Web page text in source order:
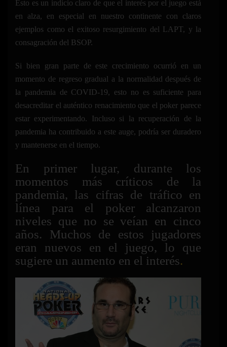
Esto es un indicio claro de que el interés por el juego está
en alza, en especial en nuestro continente con claros
ejemplos como el exitoso resurgimiento del LAPT, y la
consagración del BSOP.
Si bien gran parte de este crecimiento ocurrió en un
momento de regreso gradual a la normalidad después de
la pandemia de COVID-19, esto no es suficiente para
desacreditar el auténtico renacimiento que el poker parece
estar experimentando. Incluso si la recuperación de la
pandemia ha contribuido a este auge, podría ser duradero
y mantenerse en el tiempo.
En primer lugar, durante los
momentos más críticos de la
pandemia, las cifras de tráfico en
línea para el poker alcanzaron
niveles que no se veían en cinco
años. Muchos de estos jugadores
eran nuevos en el juego, lo que
sugiere un aumento en el interés.